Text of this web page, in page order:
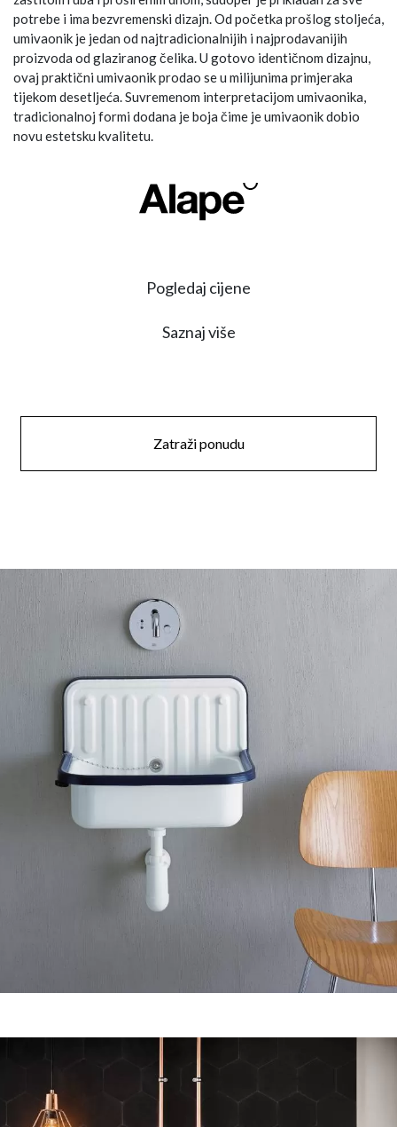
potrebe i ima bezvremenski dizajn. Od početka prošlog stoljeća,
umivaonik je jedan od najtradicionalnijih i najprodavanijih
proizvoda od glaziranog čelika. U gotovo identičnom dizajnu,
ovaj praktični umivaonik prodao se u milijunima primjeraka
tijekom desetljeća. Suvremenom interpretacijom umivaonika,
tradicionalnoj formi dodana je boja čime je umivaonik dobio
novu estetsku kvalitetu.
Pogledaj cijene
Saznaj više
Zatraži ponudu